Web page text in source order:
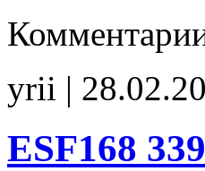
yrii |
ESF168